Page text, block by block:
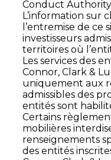
Conduct
L’information sur
l’entremise de ce
investisseurs
territoires où
Les services des
Connor, Clark &
uniquement aux
admissibles des
entités sont
Certains
mobilières
renseignements
des entités